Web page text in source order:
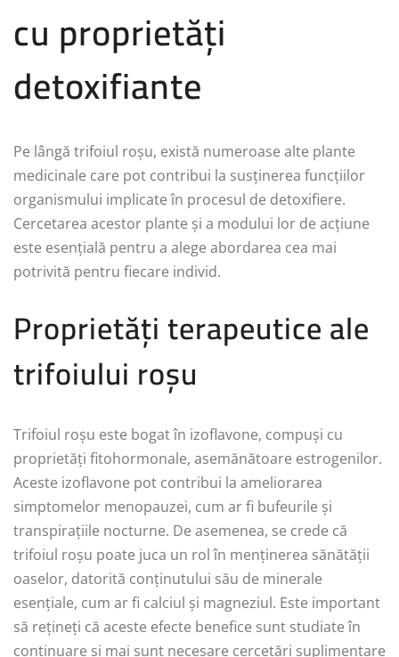
cu proprietăți
detoxifiante
Pe lângă trifoiul roșu, există numeroase alte plante
medicinale care pot contribui la susținerea funcțiilor
organismului implicate în procesul de detoxifiere.
Cercetarea acestor plante și a modului lor de acțiune
este esențială pentru a alege abordarea cea mai
potrivită pentru fiecare individ.
Proprietăți terapeutice ale
trifoiului roșu
Trifoiul roșu este bogat în izoflavone, compuși cu
proprietăți fitohormonale, asemănătoare estrogenilor.
Aceste izoflavone pot contribui la ameliorarea
simptomelor menopauzei, cum ar fi bufeurile și
transpirațiile nocturne. De asemenea, se crede că
trifoiul roșu poate juca un rol în menținerea sănătății
oaselor, datorită conținutului său de minerale
esențiale, cum ar fi calciul și magneziul. Este important
să rețineți că aceste efecte benefice sunt studiate în
continuare și mai sunt necesare cercetări suplimentare